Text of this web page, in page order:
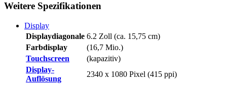
Weitere Spezifikationen
Display
Displaydiagonale 6.2 Zoll (ca. 15,75 cm)
Farbdisplay
(16,7 Mio.)
Touchscreen
(kapazitiv)
Display-
Auflösung
2340 x 1080 Pixel (415 ppi)